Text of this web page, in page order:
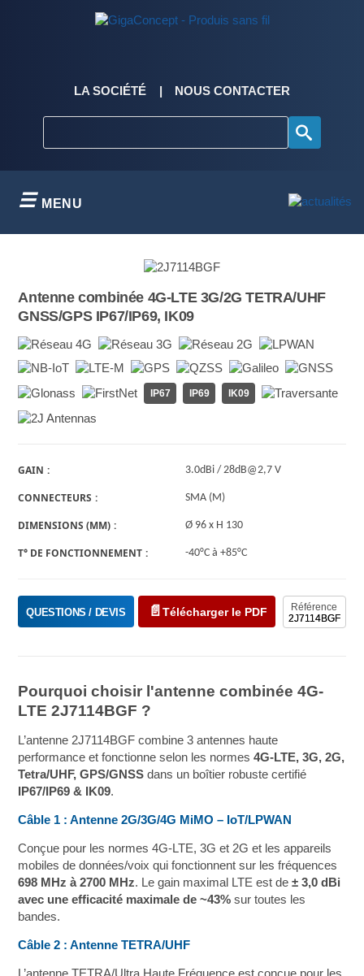
LA SOCIÉTÉ NOUS CONTACTER
MENU
Antenne combinée 4G-LTE 3G/2G TETRA/UHF
GNSS/GPS IP67/IP69, IK09
IP67 IP69 IK09
GAIN 3.0dBi / 28dB@2,7 V
CONNECTEURS SMA (M)
DIMENSIONS (MM) Ø 96 x H 130
T° DE FONCTIONNEMENT -40°C à +85°C
Référence
2J7114BGF
QUESTIONS / DEVIS Télécharger le PDF
Pourquoi choisir l'antenne combinée 4G-
LTE 2J7114BGF ?
L’antenne 2J7114BGF combine 3 antennes haute
performance et fonctionne selon les normes4G-LTE, 3G, 2G,
Tetra/UHF, GPS/GNSSdans un boîtier robuste certifié
IP67/IP69 & IK09.
Câble 1 : Antenne 2G/3G/4G MiMO – IoT/LPWAN
Conçue pour les normes 4G-LTE, 3G et 2G et les appareils
mobiles de données/voix qui fonctionnent sur les fréquences
698 MHz à 2700 MHz. Le gain maximal LTE est de± 3,0 dBi
avec une efficacité maximale de ~43% sur toutes les
bandes.
Câble 2 : Antenne TETRA/UHF
L’antenne TETRA/Ultra Haute Fréquence est conçue pour les